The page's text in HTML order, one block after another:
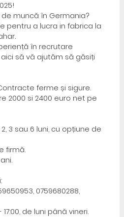
muncă în Germania?
pentru a lucra in fabrica la
în recrutare
să vă ajutăm să găsiți
ferme și sigure.
2000 si 2400 euro net pe
3 sau 6 luni, cu opțiune de
firmă.
0759680288,
de luni până vineri.